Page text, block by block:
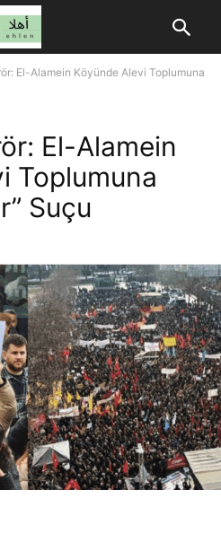
El-Alamein Köyünde Alevi Toplumuna
El-Alamein
Toplumuna
Suçu